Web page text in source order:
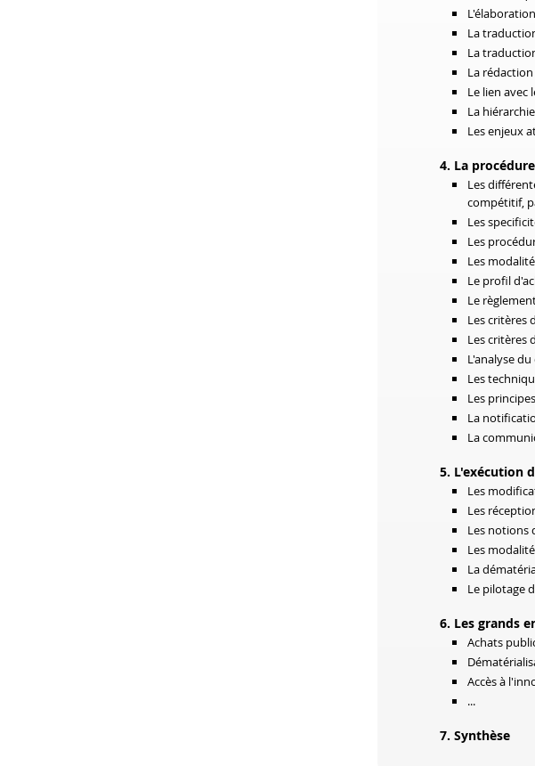
La
La
La rédaction
Le lien avec
La
Les enjeux
4. La
Les
compétitif,
Les
Les
Les
Le profil
Le
Les critères
Les critères
L'analyse
Les
Les
La
La
5. L'exécution
Les
Les
Les notions
Les
La
Le pilotage
6. Les grands
Achats
Accès à
...
7. Synthèse